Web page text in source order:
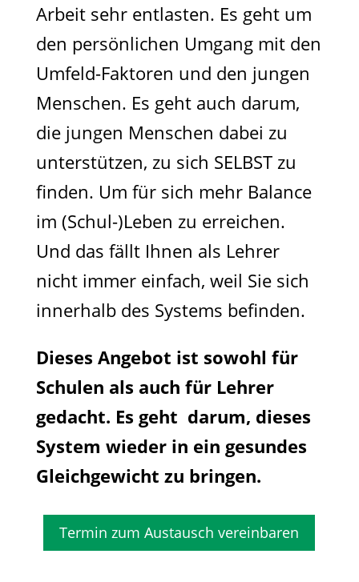
Arbeit sehr entlasten. Es geht um
den persönlichen Umgang mit den
Umfeld-Faktoren und den jungen
Menschen. Es geht auch darum,
die jungen Menschen dabei zu
unterstützen, zu sich SELBST zu
finden. Um für sich mehr Balance
im (Schul-)Leben zu erreichen.
Und das fällt Ihnen als Lehrer
nicht immer einfach, weil Sie sich
innerhalb des Systems befinden.
Dieses Angebot ist sowohl für
Schulen als auch für Lehrer
gedacht. Es geht darum, dieses
System wieder in ein gesundes
Gleichgewicht zu bringen.
Termin zum Austausch vereinbaren